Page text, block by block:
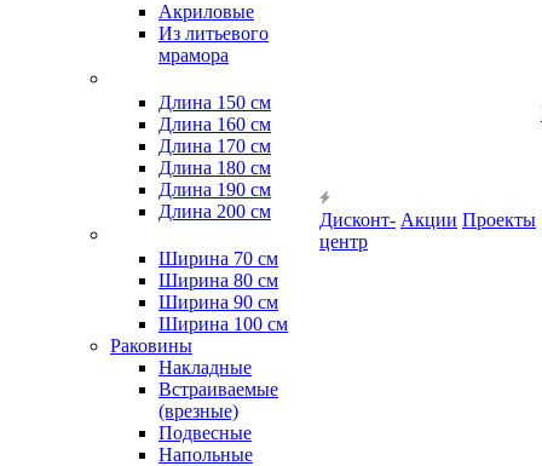
Акриловые
Из литьевого
мрамора
Длина 150 см
Длина 160 см
Длина 170 см
Длина 180 см
Длина 190 см
Длина 200 см
Ширина 70 см
Ширина 80 см
Ширина 90 см
Ширина 100 см
Раковины
Накладные
Встраиваемые
(врезные)
Подвесные
Напольные
Дисконт-
центр
Акции Проекты